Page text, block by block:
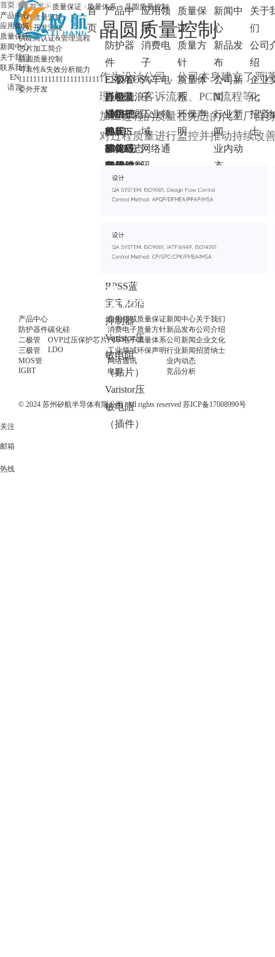
首
页
产品中
心
防护器
件
ESD/EOS
静电及浪
涌防护器
件
TVS瞬态
电压抑制
二极管
GDT陶瓷
管
TSS半导
BPSS蓝
宝宝浪涌
抑制器
Varistor压
敏电阻
（贴片）
Varistor压
敏电阻
（插件）
二极管
肖特基
二极管
稳压二
极管
开关二
极管
快恢复
整流二
极管
三极管
通用三
极管
开关三
极管
MOS管
PMOS
NMOS
Dual
MOS
IGBT
IGBT分
立器件
IGBT模
块
碳化硅
碳化硅肖
特基二极
管
MOSFET
OVP过
压保护
芯片
LDO
应用领
域
消费电
子
汽车电
子
工业领
域
网络通
讯
质量保
证
质量方
针
质量体
系
环保声
明
新闻中
心
新品发
布
公司新
闻
行业新
闻
业内动
态
关于
们
公司
绍
企业
化
招贤
士
首页
产品中心
应用领域
质量保证
新闻中心
关于我们
联系我们
EN
语言
首页 质量保证 质量体系
晶圆质量控制
全程质量监控
设计开发流程
供应商认证&管理流程
芯片加工简介
晶圆质量控制
可靠性&失效分析能力
1111111111111111111111
委外开发
晶圆质量控制
作为设计公司，公司本身建立了严
理流程、客诉流程、PCN流程等；
加工过程的质量在先进的代工厂自
对过程质量进行监控并推动持续改
产品中心
防护器件
二极管
三极管
MOS管
IGBT
碳化硅
OVP过压保护芯片
LDO
应用领域
消费电子
汽车电子
工业领域
网络通讯
电源
质量保证
质量方针
质量体系
环保声明
新闻中心
新品发布
公司新闻
行业新闻
业内动态
竞品分析
关于我们
公司介绍
企业文化
招贤纳士
© 2024 苏州矽航半导体有限公司. All rights reserved 苏ICP备17008990号
关注
邮箱
热线